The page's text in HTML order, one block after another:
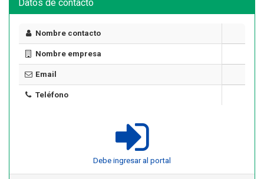
Datos de contacto
Nombre contacto
Nombre empresa
Email
Teléfono
Debe ingresar al portal